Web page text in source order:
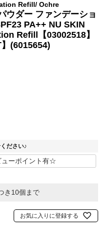
Refill/ Ochre
ウダー ファンデーショ
PA++ NU SKIN
Refill【03002518】
(6015654)
ださい♪
き10個まで
お気に入りに登録する